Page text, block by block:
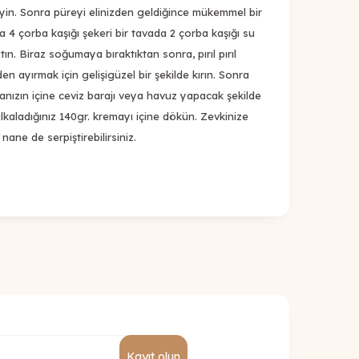
Sonra püreyi elinizden geldiğince mükemmel bir
çorba kaşığı şekeri bir tavada 2 çorba kaşığı su
Biraz soğumaya bıraktıktan sonra, pırıl pırıl
ayırmak için gelişigüzel bir şekilde kırın. Sonra
içine ceviz barajı veya havuz yapacak şekilde
140gr. kremayı içine dökün. Zevkinize
de serpiştirebilirsiniz.